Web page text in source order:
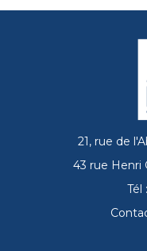
21, rue de
43 rue Henri
Tél